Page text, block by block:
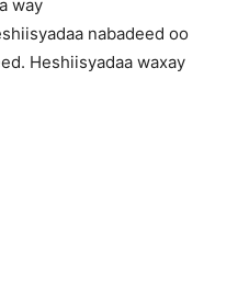
way
nabadeed oo
Heshiisyadaa waxay